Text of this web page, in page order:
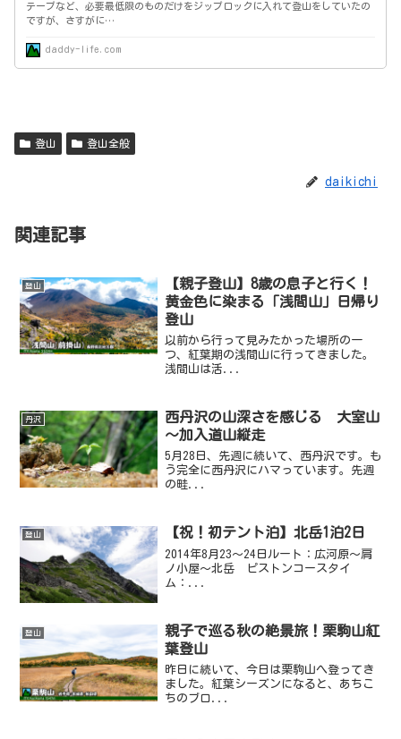
テープなど、必要最低限のものだけをジップロックに入れて登山をしていたの
ですが、さすがに…
daddy-life.com
登山 登山全般
daikichi
関連記事
登山
【親子登山】8歳の息子と行く！
黄金色に染まる「浅間山」日帰り
登山
以前から行って見みたかった場所の一
つ、紅葉期の浅間山に行ってきました。
浅間山は活...
丹沢
西丹沢の山深さを感じる 大室山
～加入道山縦走
5月28日、先週に続いて、西丹沢です。も
う完全に西丹沢にハマっています。先週
の畦...
登山 【祝！初テント泊】北岳1泊2日
2014年8月23～24日ルート：広河原～肩
ノ小屋～北岳 ピストンコースタイ
ム：...
登山
親子で巡る秋の絶景旅！栗駒山紅
葉登山
昨日に続いて、今日は栗駒山へ登ってき
ました。紅葉シーズンになると、あちこ
ちのブロ...